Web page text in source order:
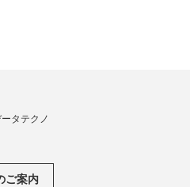
タテクノ
ご案内